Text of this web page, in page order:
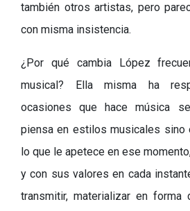
también otros artistas, pero
con misma insistencia.
¿Por qué cambia López
musical? Ella misma ha
ocasiones que hace música
piensa en estilos musicales sino
lo que le apetece en ese
y con sus valores en cada
transmitir, materializar en forma